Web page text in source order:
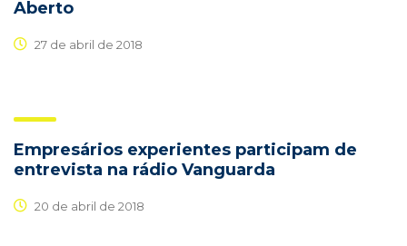
Aberto
27 de abril de 2018
Empresários experientes participam de
entrevista na rádio Vanguarda
20 de abril de 2018